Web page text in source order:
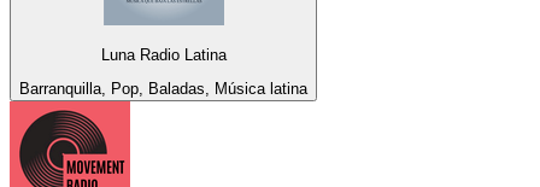
Luna Radio Latina
Barranquilla, Pop, Baladas, Música latina